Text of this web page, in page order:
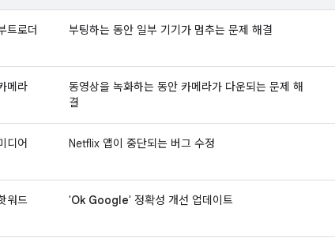
트로더 부팅하는 동안 일부 기기가 멈추는 문제 해결
메라
동영상을 녹화하는 동안 카메라가 다운되는 문제 해
결
디어 Netflix 앱이 중단되는 버그 수정
워드 'Ok Google' 정확성 개선 업데이트